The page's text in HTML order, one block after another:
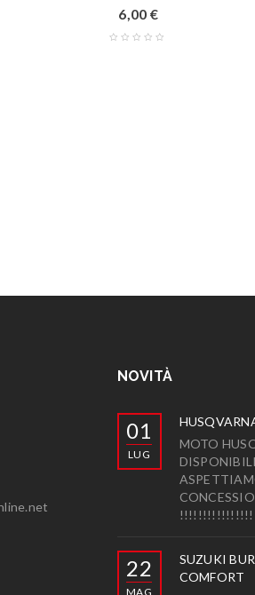
6,00 €
NOVITÀ
01
LUG
MOTO
!!!!!!!!!!!!!!!!
22
MAG
SUZUKI
COMFORT